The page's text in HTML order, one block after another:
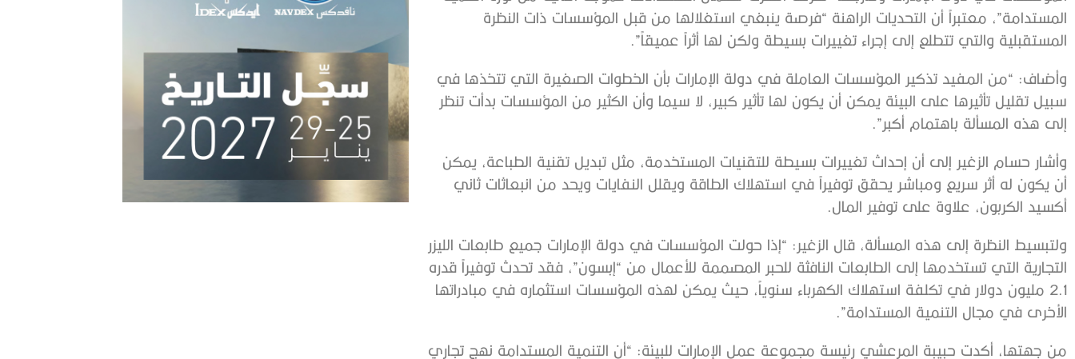
المستدامة”، معتبراً أن التحديات الراهنة “فرصة ينبغي استغلالها من قبل المؤسسات ذات النظرة
المستقبلية والتي تتطلع إلى إجراء تغييرات بسيطة ولكن لها أثراً عميقاً”.
وأضاف: “من المفيد تذكير المؤسسات العاملة في دولة الإمارات بأن الخطوات الصغيرة التي تتخذها في
سبيل تقليل تأثيرها على البيئة يمكن أن يكون لها تأثير كبير، لا سيما وأن الكثير من المؤسسات بدأت تنظر
إلى هذه المسألة باهتمام أكبر”.
وأشار حسام الزغير إلى أن إحداث تغييرات بسيطة للتقنيات المستخدمة، مثل تبديل تقنية الطباعة، يمكن
أن يكون له أثر سريع ومباشر يحقق توفيراً في استهلاك الطاقة ويقلل النفايات ويحد من انبعاثات ثاني
أكسيد الكربون، علاوة على توفير المال.
ولتبسيط النظرة إلى هذه المسألة، قال الزغير: “إذا حولت المؤسسات في دولة الإمارات جميع طابعات الليزر
التجارية التي تستخدمها إلى الطابعات النافثة للحبر المصممة للأعمال من “إبسون”، فقد تحدث توفيراً قدره
2.1 مليون دولار في تكلفة استهلاك الكهرباء سنوياً، حيث يمكن لهذه المؤسسات استثماره في مبادراتها
الأخرى في مجال التنمية المستدامة”.
من جهتها، أكدت حبيبة المرعشي رئيسة مجموعة عمل الإمارات للبيئة: “أن التنمية المستدامة نهج تجاري